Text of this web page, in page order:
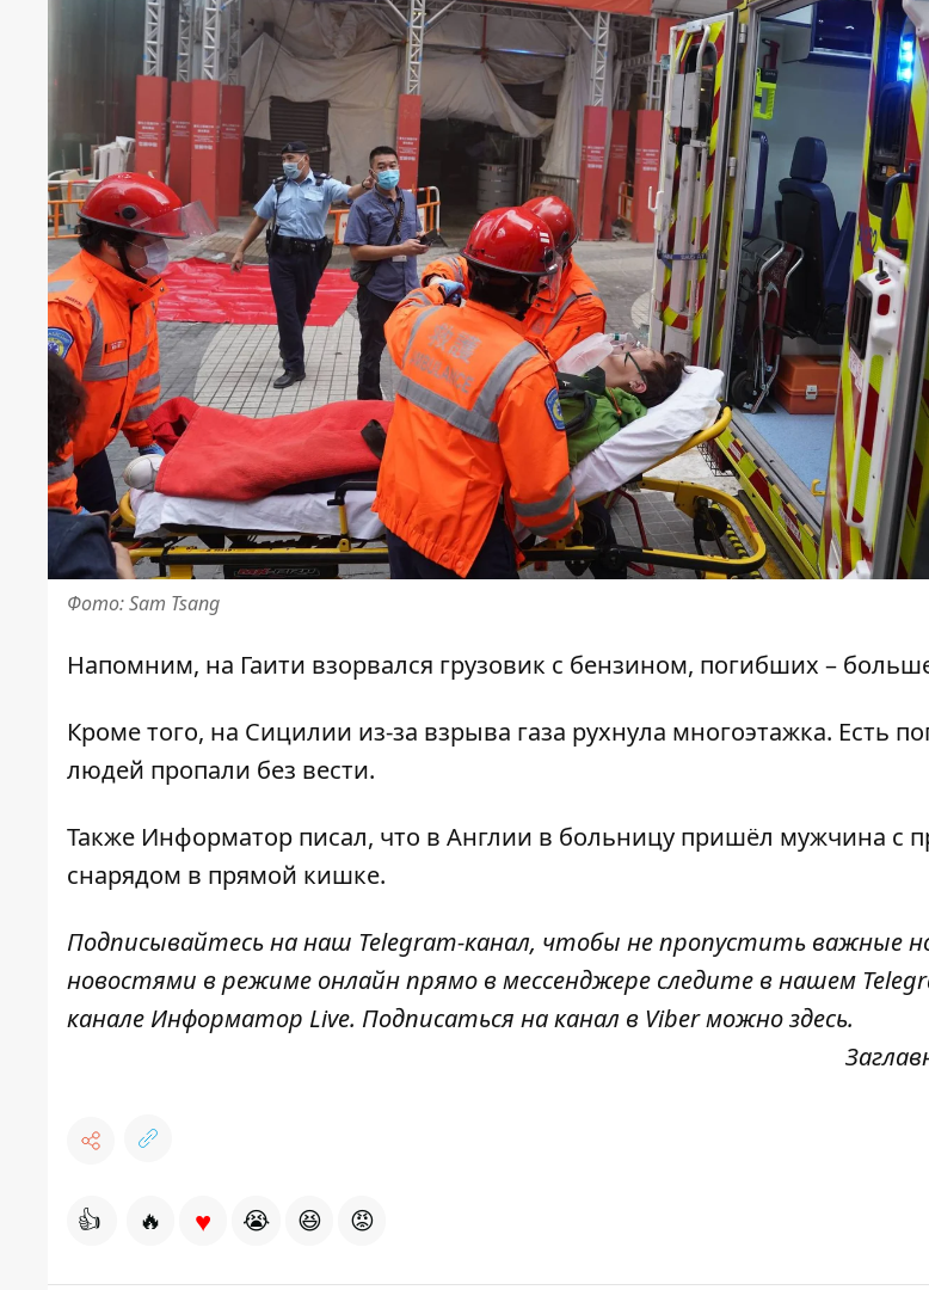
Фото: Sam Tsang
Напомним, на Гаити взорвался грузовик с бензином, погибших –
Кроме того, на Сицилии из-за взрыва газа рухнула многоэтажка. Есть
людей пропали без вести.
Также Информатор писал, что в Англии в больницу пришёл мужчина с
снарядом в прямой кишке.
Подписывайтесь на наш Telegram-канал, чтобы не пропустить важные
новостями в режиме онлайн прямо в мессенджере следите в нашем
канале Информатор Live. Подписаться на канал в Viber можноздесь.
👍 🔥 ♥ 😭 😆 😡